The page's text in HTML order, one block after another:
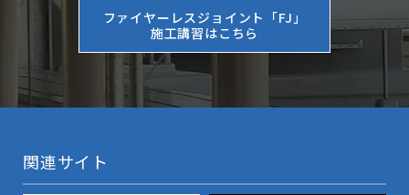
ファイヤーレスジョイント「FJ」
施工講習はこちら
関連サイト